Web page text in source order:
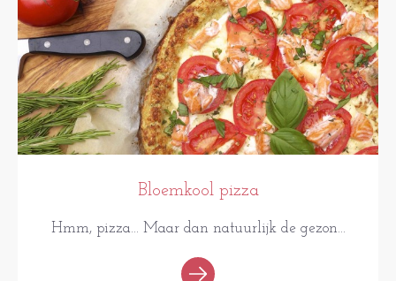
Bloemkool pizza
Hmm, pizza... Maar dan natuurlijk de gezon...